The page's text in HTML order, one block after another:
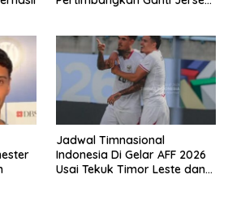
Jadwal Timnasional
Indonesia Di Gelar AFF 2026
Usai Tekuk Timor Leste dan